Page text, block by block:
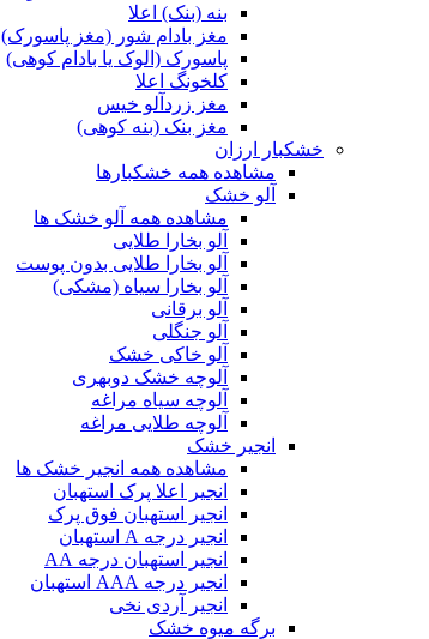
بنه (بنک) اعلا
مغز بادام شور (مغز پاسورک)
پاسورک (الوک یا بادام کوهی)
کلخونگ اعلا
مغز زردآلو خیس
مغز بنک (بنه کوهی)
خشکبار ارزان
مشاهده همه خشکبارها
آلو خشک
مشاهده همه آلو خشک ها
آلو بخارا طلایی
آلو بخارا طلایی بدون پوست
آلو بخارا سیاه (مشکی)
آلو برقانی
آلو جنگلی
آلو خاکی خشک
آلوچه خشک دوبهری
آلوچه سیاه مراغه
آلوچه طلایی مراغه
انجیر خشک
مشاهده همه انجیر خشک ها
انجیر اعلا پرک استهبان
انجیر استهبان فوق پرک
انجیر درجه A استهبان
انجیر استهبان درجه AA
انجیر درجه AAA استهبان
انجیر آردی نخی
برگه میوه خشک